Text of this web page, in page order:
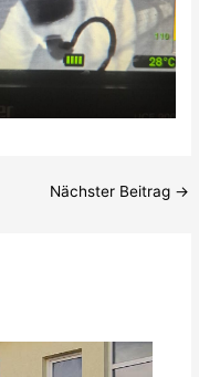
Nächster Beitrag →